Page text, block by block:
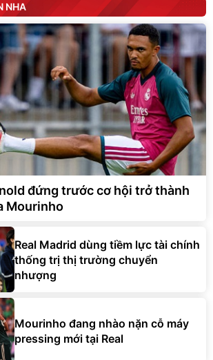
NHA
đứng trước cơ hội trở thành
Mourinho
Real Madrid dùng tiềm lực tài chính
thống trị thị trường chuyển
nhượng
Mourinho đang nhào nặn cỗ máy
pressing mới tại Real